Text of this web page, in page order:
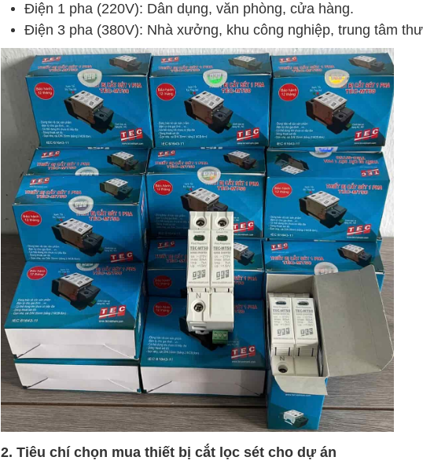
Điện 1 pha (220V): Dân dụng, văn phòng, cửa hàng.
Điện 3 pha (380V): Nhà xưởng, khu công nghiệp, trung tâm
2. Tiêu chí chọn mua thiết bị cắt lọc sét cho dự án